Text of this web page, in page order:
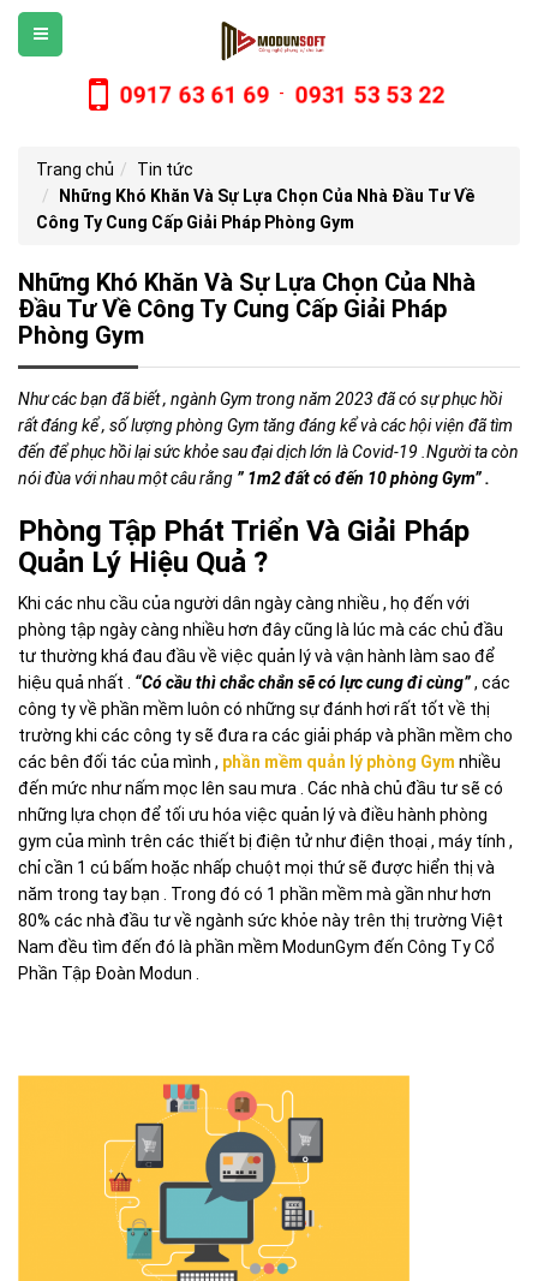
0917 63 61 69 - 0931 53 53 22
Trang chủ
Tin tức
Những Khó Khăn Và Sự Lựa Chọn Của Nhà Đầu Tư Về
Công Ty Cung Cấp Giải Pháp Phòng Gym
Những Khó Khăn Và Sự Lựa Chọn Của Nhà
Đầu Tư Về Công Ty Cung Cấp Giải Pháp
Phòng Gym
Như các bạn đã biết , ngành Gym trong năm 2023 đã có sự phục hồi
rất đáng kể , số lượng phòng Gym tăng đáng kể và các hội viện đã tìm
đến để phục hồi lại sức khỏe sau đại dịch lớn là Covid-19 .Người ta còn
nói đùa với nhau một câu rằng ” 1m2 đất có đến 10 phòng Gym” .
Phòng Tập Phát Triển Và Giải Pháp
Quản Lý Hiệu Quả ?
Khi các nhu cầu của người dân ngày càng nhiều , họ đến với
phòng tập ngày càng nhiều hơn đây cũng là lúc mà các chủ đầu
tư thường khá đau đầu về việc quản lý và vận hành làm sao để
hiệu quả nhất . “Có cầu thì chắc chắn sẽ có lực cung đi cùng”, các
công ty về phần mềm luôn có những sự đánh hơi rất tốt về thị
trường khi các công ty sẽ đưa ra các giải pháp và phần mềm cho
các bên đối tác của mình , phần mềm quản lý phòng Gym nhiều
đến mức như nấm mọc lên sau mưa . Các nhà chủ đầu tư sẽ có
những lựa chọn để tối ưu hóa việc quản lý và điều hành phòng
gym của mình trên các thiết bị điện tử như điện thoại , máy tính ,
chỉ cần 1 cú bấm hoặc nhấp chuột mọi thứ sẽ được hiển thị và
năm trong tay bạn . Trong đó có 1 phần mềm mà gần như hơn
80% các nhà đầu tư về ngành sức khỏe này trên thị trường Việt
Nam đều tìm đến đó là phần mềm ModunGym đến Công Ty Cổ
Phần Tập Đoàn Modun .